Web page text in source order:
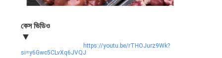
কেস ভিডিও
▼
https://youtu.be/rTHOJurz9Wk?
si=y6Gwc5CLvXq6JVQJ